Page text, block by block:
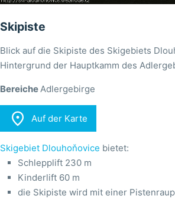
Skipiste
Blick auf die Skipiste des Skigebiets
Hintergrund der Hauptkamm des
BereicheAdlergebirge
 Auf der Karte
Skigebiet Dlouhoňovice bietet:
Schlepplift 230 m
Kinderlift 60 m
die Skipiste wird mit einer